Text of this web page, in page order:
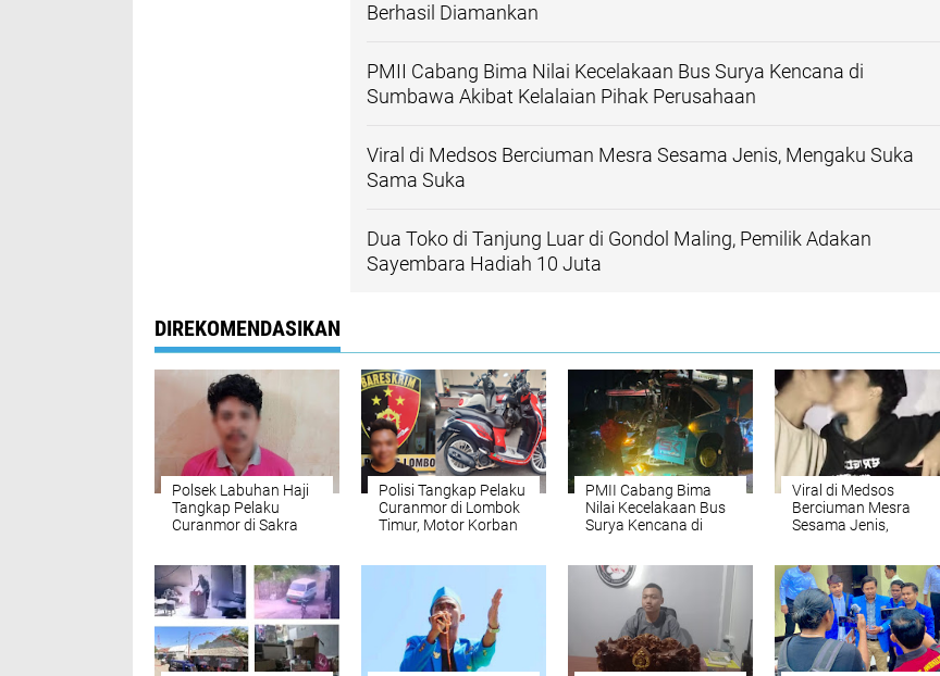
Berhasil Diamankan
PMII Cabang Bima Nilai Kecelakaan Bus Surya Kencana di
Sumbawa Akibat Kelalaian Pihak Perusahaan
Viral di Medsos Berciuman Mesra Sesama Jenis, Mengaku Suka
Sama Suka
Dua Toko di Tanjung Luar di Gondol Maling, Pemilik Adakan
Sayembara Hadiah 10 Juta
DIREKOMENDASIKAN
Polsek Labuhan Haji
Tangkap Pelaku
Curanmor di Sakra
Polisi Tangkap Pelaku
Curanmor di Lombok
Timur, Motor Korban
PMII Cabang Bima
Nilai Kecelakaan Bus
Surya Kencana di
Perusahaan
Viral di Medsos
Berciuman Mesra
Sesama Jenis,